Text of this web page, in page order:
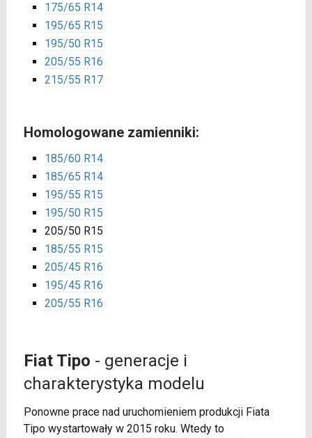
175/65 R14
195/65 R15
195/50 R15
205/55 R16
215/55 R17
Homologowane zamienniki:
185/60 R14
185/65 R14
195/55 R15
195/50 R15
205/50 R15
185/55 R15
205/45 R16
195/45 R16
205/55 R16
Fiat Tipo - generacje i
charakterystyka modelu
Ponowne prace nad uruchomieniem produkcji Fiata
Tipo wystartowały w 2015 roku. Wtedy to